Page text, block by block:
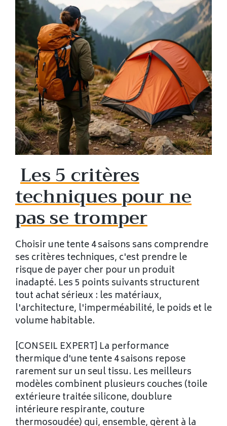
Les 5 critères
techniques pour ne
pas se tromper
Choisir une tente 4 saisons sans comprendre
ses critères techniques, c'est prendre le
risque de payer cher pour un produit
inadapté. Les 5 points suivants structurent
tout achat sérieux : les matériaux,
l'architecture, l'imperméabilité, le poids et le
volume habitable.
[CONSEIL EXPERT] La performance
thermique d'une tente 4 saisons repose
rarement sur un seul tissu. Les meilleurs
modèles combinent plusieurs couches (toile
extérieure traitée silicone, doublure
intérieure respirante, couture
thermosoudée) qui, ensemble, gèrent à la